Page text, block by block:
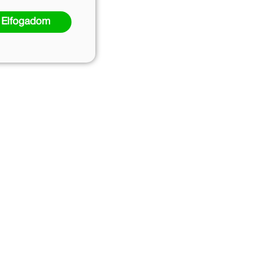
Elfogadom